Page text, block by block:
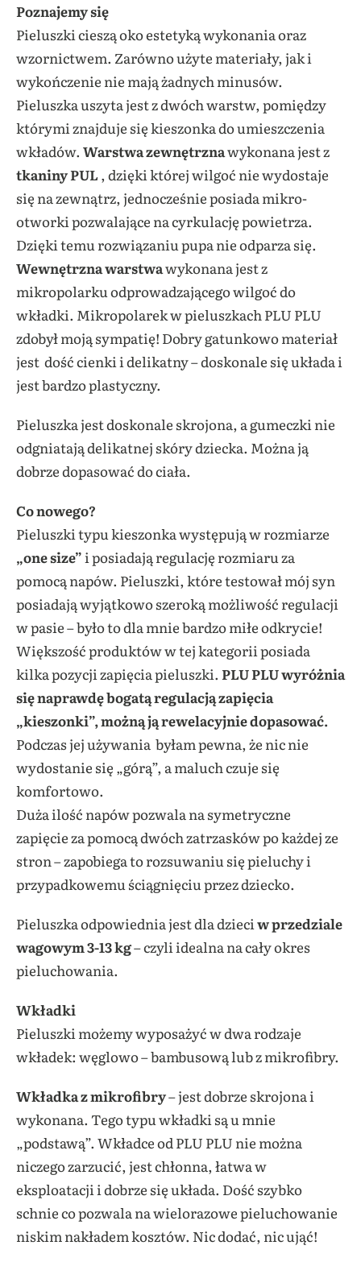
Poznajemy się
Pieluszki cieszą oko estetyką wykonania oraz
wzornictwem. Zarówno użyte materiały, jak i
wykończenie nie mają żadnych minusów.
Pieluszka uszyta jest z dwóch warstw, pomiędzy
którymi znajduje się kieszonka do umieszczenia
wkładów. Warstwa zewnętrznawykonana jest z
tkaniny PUL, dzięki której wilgoć nie wydostaje
się na zewnątrz, jednocześnie posiada mikro-
otworki pozwalające na cyrkulację powietrza.
Dzięki temu rozwiązaniu pupa nie odparza się.
Wewnętrzna warstwawykonana jest z
mikropolarku odprowadzającego wilgoć do
wkładki. Mikropolarek w pieluszkach PLU PLU
zdobył moją sympatię! Dobry gatunkowo materiał
jest dość cienki i delikatny – doskonale się układa i
jest bardzo plastyczny.
Pieluszka jest doskonale skrojona, a gumeczki nie
odgniatają delikatnej skóry dziecka. Można ją
dobrze dopasować do ciała.
Co nowego?
Pieluszki typu kieszonka występują w rozmiarze
„one size”i posiadają regulację rozmiaru za
pomocą napów. Pieluszki, które testował mój syn
posiadają wyjątkowo szeroką możliwość regulacji
w pasie – było to dla mnie bardzo miłe odkrycie!
Większość produktów w tej kategorii posiada
kilka pozycji zapięcia pieluszki. PLU PLU wyróżnia
się naprawdę bogatą regulacją zapięcia
„kieszonki”, możną ją rewelacyjnie dopasować.
Podczas jej używania byłam pewna, że nic nie
wydostanie się „górą”, a maluch czuje się
komfortowo.
Duża ilość napów pozwala na symetryczne
zapięcie za pomocą dwóch zatrzasków po każdej ze
stron – zapobiega to rozsuwaniu się pieluchy i
przypadkowemu ściągnięciu przez dziecko.
Pieluszka odpowiednia jest dla dzieciw przedziale
wagowym 3-13 kg– czyli idealna na cały okres
pieluchowania.
Wkładki
Pieluszki możemy wyposażyć w dwa rodzaje
wkładek: węglowo – bambusową lub z mikrofibry.
Wkładka z mikrofibry– jest dobrze skrojona i
wykonana. Tego typu wkładki są u mnie
„podstawą”. Wkładce od PLU PLU nie można
niczego zarzucić, jest chłonna, łatwa w
eksploatacji i dobrze się układa. Dość szybko
schnie co pozwala na wielorazowe pieluchowanie
niskim nakładem kosztów. Nic dodać, nic ująć!